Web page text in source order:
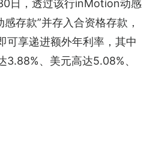
日，透过该行inMotion动感
存款”并存入合资格存款，
可享递进额外年利率，其中
3.88%、美元高达5.08%、